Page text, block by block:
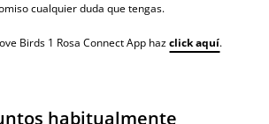
cualquier duda que tengas.
Birds 1 Rosa Connect App hazclick aquí.
habitualmente